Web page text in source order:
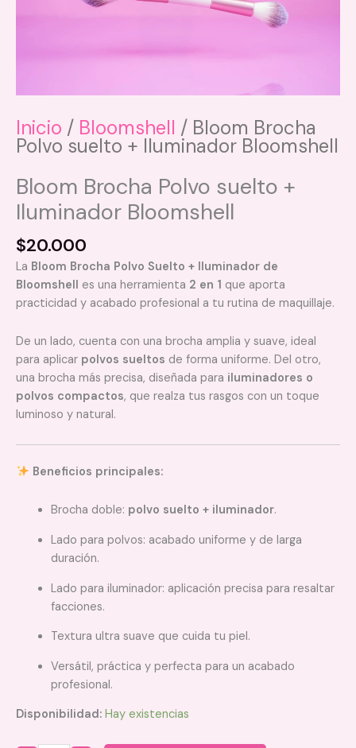
Inicio / Bloomshell / Bloom Brocha
Polvo suelto + Iluminador Bloomshell
Bloom Brocha Polvo suelto +
Iluminador Bloomshell
$20.000
La Bloom Brocha Polvo Suelto + Iluminador de
Bloomshell es una herramienta 2 en 1 que aporta
practicidad y acabado profesional a tu rutina de maquillaje.
De un lado, cuenta con una brocha amplia y suave, ideal
para aplicar polvos sueltos de forma uniforme. Del otro,
una brocha más precisa, diseñada para iluminadores o
polvos compactos, que realza tus rasgos con un toque
luminoso y natural.
Beneficios principales:
Brocha doble: polvo suelto + iluminador.
Lado para polvos: acabado uniforme y de larga
duración.
Lado para iluminador: aplicación precisa para resaltar
facciones.
Textura ultra suave que cuida tu piel.
Versátil, práctica y perfecta para un acabado
profesional.
Disponibilidad: Hay existencias